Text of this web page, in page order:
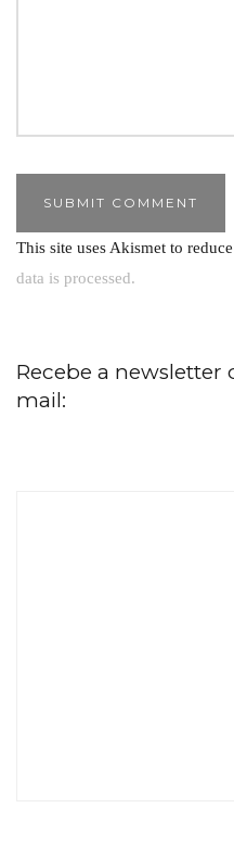
This site uses Akismet to
data is processed.
Recebe a
mail: